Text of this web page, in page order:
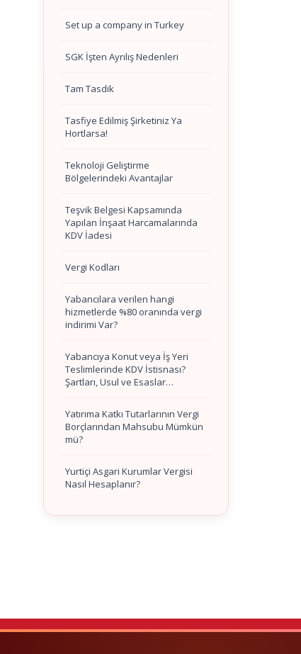
Set up a company in Turkey
SGK İşten Ayrılış Nedenleri
Tam Tasdik
Tasfiye Edilmiş Şirketiniz Ya
Hortlarsa!
Teknoloji Geliştirme
Bölgelerindeki Avantajlar
Teşvik Belgesi Kapsamında
Yapılan İnşaat Harcamalarında
KDV İadesi
Vergi Kodları
Yabancılara verilen hangi
hizmetlerde %80 oranında vergi
indirimi Var?
Yabancıya Konut veya İş Yeri
Teslimlerinde KDV İstisnası?
Şartları, Usul ve Esaslar…
Yatırıma Katkı Tutarlarının Vergi
Borçlarından Mahsubu Mümkün
mü?
Yurtiçi Asgari Kurumlar Vergisi
Nasıl Hesaplanır?